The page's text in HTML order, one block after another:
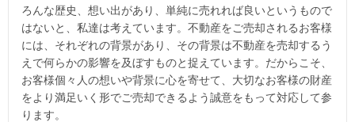
ろんな歴史、想い出があり、単純に売れれば良いというもので
はないと、私達は考えています。不動産をご売却されるお客様
には、それぞれの背景があり、その背景は不動産を売却するう
えで何らかの影響を及ぼすものと捉えています。だからこそ、
お客様個々人の想いや背景に心を寄せて、大切なお客様の財産
をより満足いく形でご売却できるよう誠意をもって対応して参
ります。